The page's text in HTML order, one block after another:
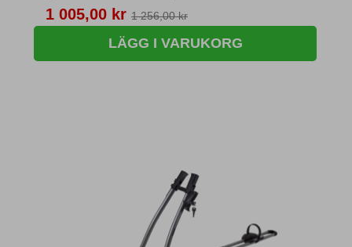
Pris
1 005,00 kr 1 256,00 kr
LÄGG I VARUKORG